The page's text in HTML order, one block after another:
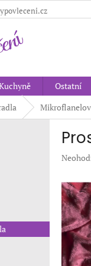
Ostatní
je
0,0
z
5